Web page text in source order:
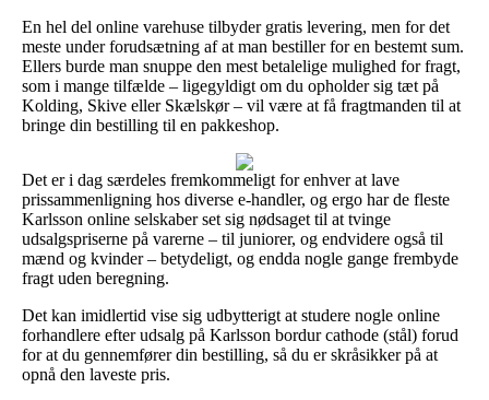
En hel del online varehuse tilbyder gratis levering, men for det
meste under forudsætning af at man bestiller for en bestemt sum.
Ellers burde man snuppe den mest betalelige mulighed for fragt,
som i mange tilfælde – ligegyldigt om du opholder sig tæt på
Kolding, Skive eller Skælskør – vil være at få fragtmanden til at
bringe din bestilling til en pakkeshop.
Det er i dag særdeles fremkommeligt for enhver at lave
prissammenligning hos diverse e-handler, og ergo har de fleste
Karlsson online selskaber set sig nødsaget til at tvinge
udsalgspriserne på varerne – til juniorer, og endvidere også til
mænd og kvinder – betydeligt, og endda nogle gange frembyde
fragt uden beregning.
Det kan imidlertid vise sig udbytterigt at studere nogle online
forhandlere efter udsalg på Karlsson bordur cathode (stål) forud
for at du gennemfører din bestilling, så du er skråsikker på at
opnå den laveste pris.